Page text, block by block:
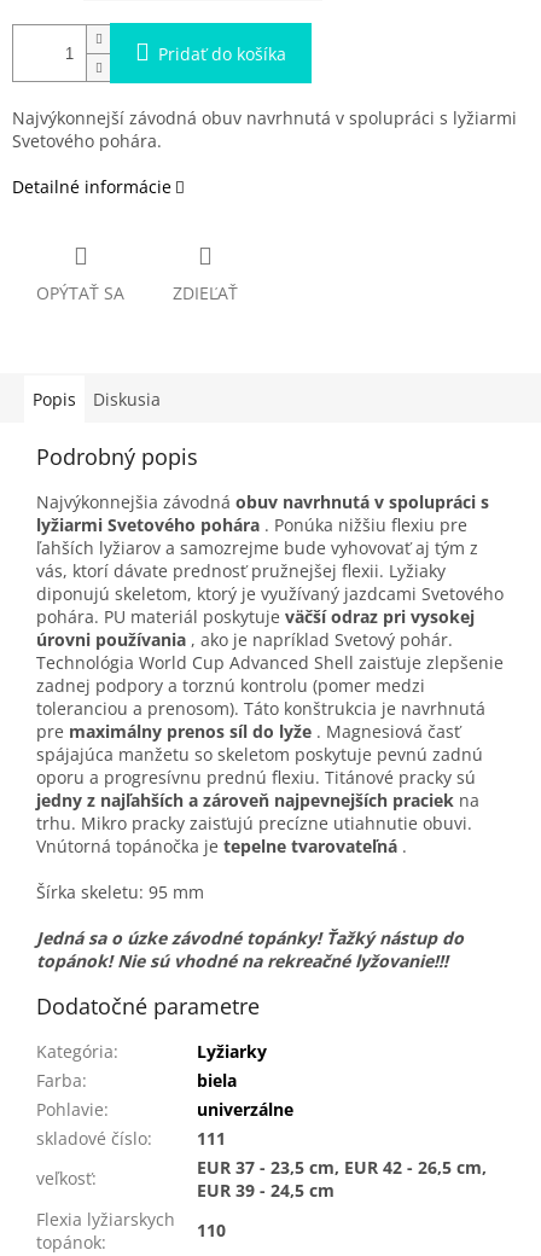
Pridať do košíka
Najvýkonnejší závodná obuv navrhnutá v spolupráci s lyžiarmi
Svetového pohára.
Detailné informácie
OPÝTAŤ SA ZDIEĽAŤ
Popis Diskusia
Podrobný popis
Najvýkonnejšia závodná obuv navrhnutá v spolupráci s
lyžiarmi Svetového pohára . Ponúka nižšiu flexiu pre
ľahších lyžiarov a samozrejme bude vyhovovať aj tým z
vás, ktorí dávate prednosť pružnejšej flexii. Lyžiaky
diponujú skeletom, ktorý je využívaný jazdcami Svetového
pohára. PU materiál poskytuje väčší odraz pri vysokej
úrovni používania , ako je napríklad Svetový pohár.
Technológia World Cup Advanced Shell zaisťuje zlepšenie
zadnej podpory a torznú kontrolu (pomer medzi
toleranciou a prenosom). Táto konštrukcia je navrhnutá
pre maximálny prenos síl do lyže . Magnesiová časť
spájajúca manžetu so skeletom poskytuje pevnú zadnú
oporu a progresívnu prednú flexiu. Titánové pracky sú
jedny z najľahších a zároveň najpevnejších praciek na
trhu. Mikro pracky zaisťujú precízne utiahnutie obuvi.
Vnútorná topánočka je tepelne tvarovateľná .
Šírka skeletu: 95 mm
Jedná sa o úzke závodné topánky! Ťažký nástup do
topánok! Nie sú vhodné na rekreačné lyžovanie!!!
Dodatočné parametre
Kategória:
Lyžiarky
Farba:
biela
Pohlavie:
univerzálne
skladové číslo:
111
veľkosť:
EUR 37 - 23,5 cm, EUR 42 - 26,5 cm,
EUR 39 - 24,5 cm
Flexia lyžiarskych
topánok:
110